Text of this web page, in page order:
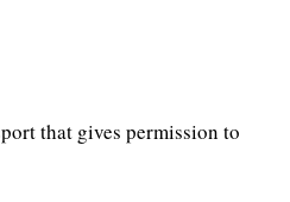
that gives permission to